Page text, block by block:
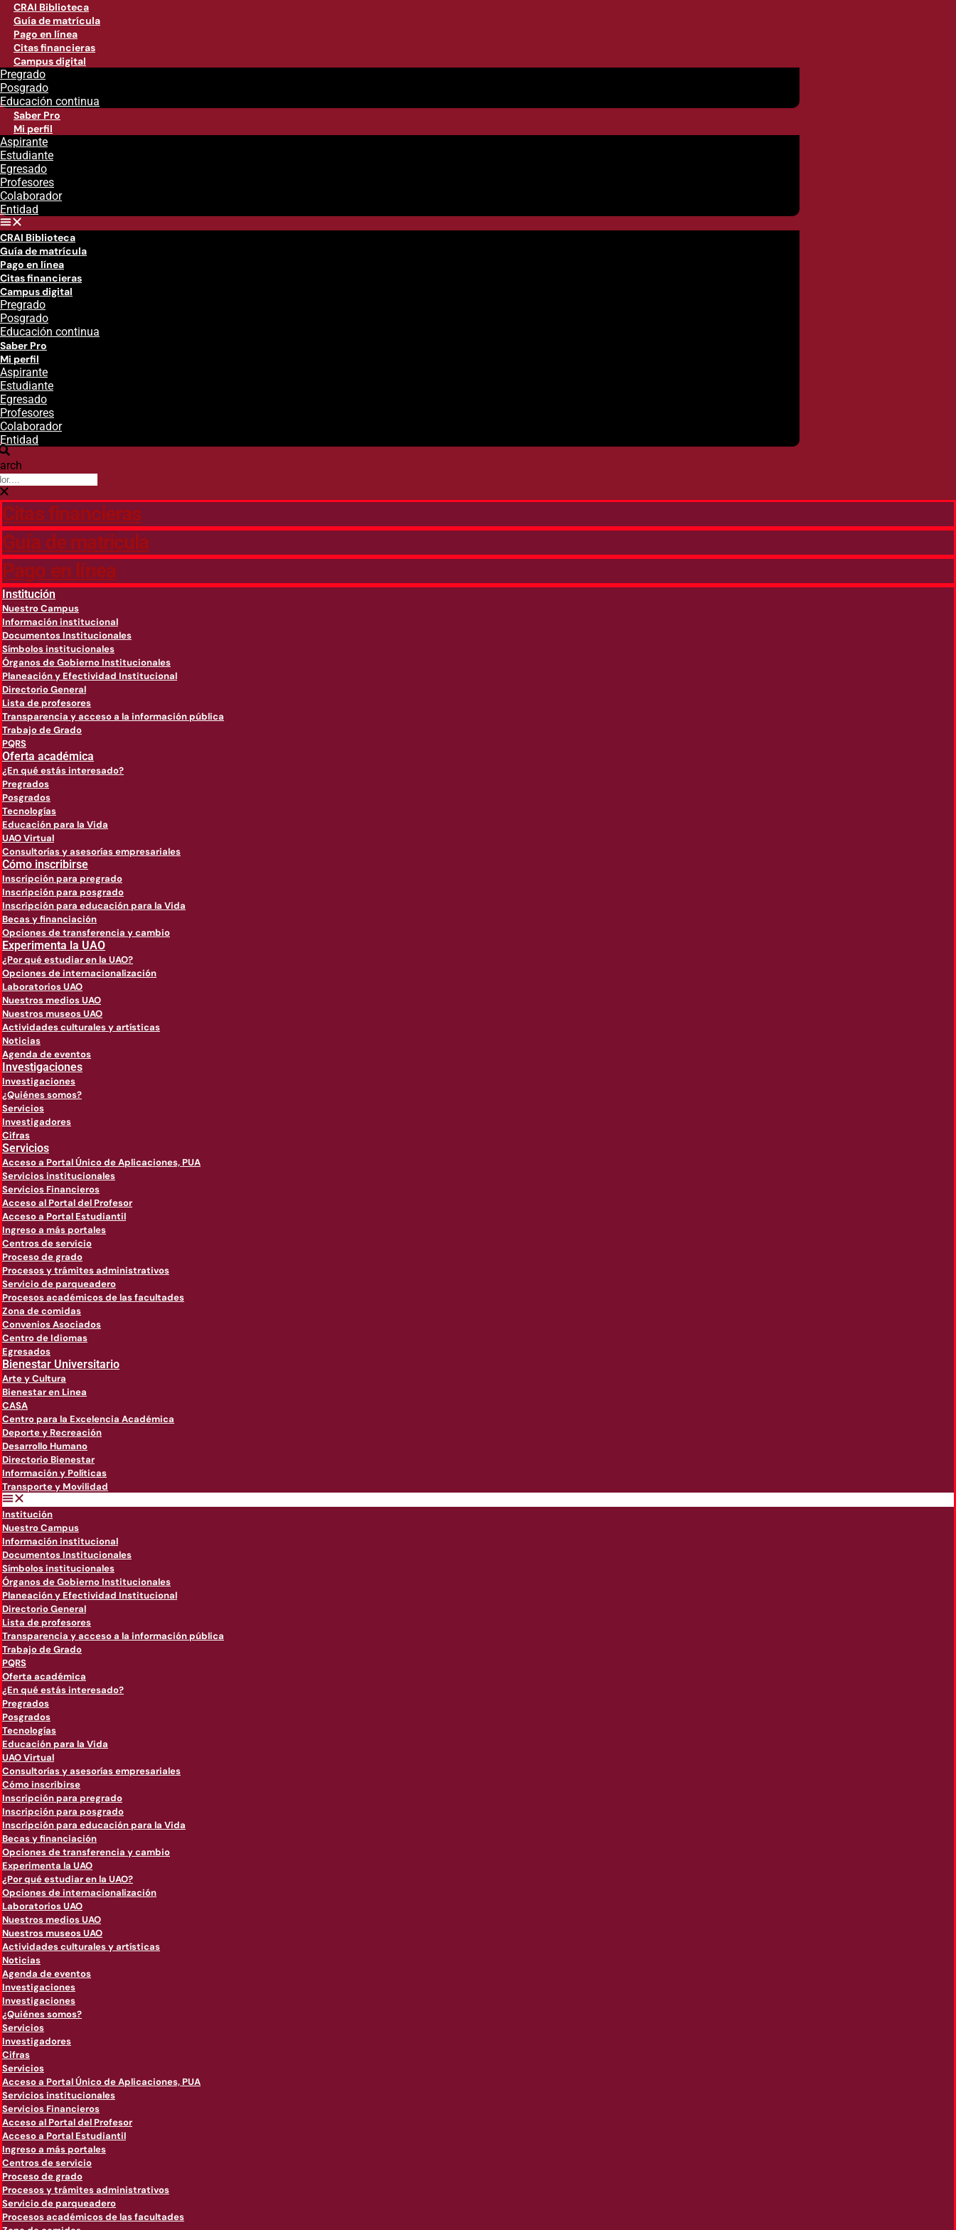
CRAI Biblioteca
Guía de matrícula
Pago en línea
Citas financieras
Campus digital
Pregrado
Posgrado
Educación continua
Saber Pro
Mi perfil
Aspirante
Estudiante
Egresado
Profesores
Colaborador
Entidad
CRAI Biblioteca
Guía de matrícula
Pago en línea
Citas financieras
Campus digital
Pregrado
Posgrado
Educación continua
Saber Pro
Mi perfil
Aspirante
Estudiante
Egresado
Profesores
Colaborador
Entidad
Citas financieras
Guía de matricula
Pago en línea
Institución
Nuestro Campus
Información institucional
Documentos Institucionales
Símbolos institucionales
Órganos de Gobierno Institucionales
Planeación y Efectividad Institucional
Directorio General
Lista de profesores
Transparencia y acceso a la información pública
Trabajo de Grado
PQRS
Oferta académica
¿En qué estás interesado?
Pregrados
Posgrados
Tecnologías
Educación para la Vida
UAO Virtual
Consultorías y asesorías empresariales
Cómo inscribirse
Inscripción para pregrado
Inscripción para posgrado
Inscripción para educación para la Vida
Becas y financiación
Opciones de transferencia y cambio
Experimenta la UAO
¿Por qué estudiar en la UAO?
Opciones de internacionalización
Laboratorios UAO
Nuestros medios UAO
Nuestros museos UAO
Actividades culturales y artísticas
Noticias
Agenda de eventos
Investigaciones
Investigaciones
¿Quiénes somos?
Servicios
Investigadores
Cifras
Servicios
Acceso a Portal Único de Aplicaciones, PUA
Servicios institucionales
Servicios Financieros
Acceso al Portal del Profesor
Acceso a Portal Estudiantil
Ingreso a más portales
Centros de servicio
Proceso de grado
Procesos y trámites administrativos
Servicio de parqueadero
Procesos académicos de las facultades
Zona de comidas
Convenios Asociados
Centro de Idiomas
Egresados
Bienestar Universitario
Arte y Cultura
Bienestar en Linea
CASA
Centro para la Excelencia Académica
Deporte y Recreación
Desarrollo Humano
Directorio Bienestar
Información y Políticas
Transporte y Movilidad
Institución
Nuestro Campus
Información institucional
Documentos Institucionales
Símbolos institucionales
Órganos de Gobierno Institucionales
Planeación y Efectividad Institucional
Directorio General
Lista de profesores
Transparencia y acceso a la información pública
Trabajo de Grado
PQRS
Oferta académica
¿En qué estás interesado?
Pregrados
Posgrados
Tecnologías
Educación para la Vida
UAO Virtual
Consultorías y asesorías empresariales
Cómo inscribirse
Inscripción para pregrado
Inscripción para posgrado
Inscripción para educación para la Vida
Becas y financiación
Opciones de transferencia y cambio
Experimenta la UAO
¿Por qué estudiar en la UAO?
Opciones de internacionalización
Laboratorios UAO
Nuestros medios UAO
Nuestros museos UAO
Actividades culturales y artísticas
Noticias
Agenda de eventos
Investigaciones
Investigaciones
¿Quiénes somos?
Servicios
Investigadores
Cifras
Servicios
Acceso a Portal Único de Aplicaciones, PUA
Servicios institucionales
Servicios Financieros
Acceso al Portal del Profesor
Acceso a Portal Estudiantil
Ingreso a más portales
Centros de servicio
Proceso de grado
Procesos y trámites administrativos
Servicio de parqueadero
Procesos académicos de las facultades